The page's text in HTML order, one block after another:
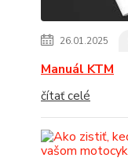
26.01.2025
Manuál KTM
čítať celé